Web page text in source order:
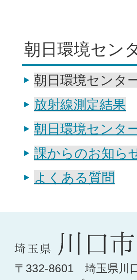
朝日環境セン
朝日環境センタ
放射線測定結果
朝日環境センタ
課からのお知ら
よくある質問
〒332-8601 埼玉県川